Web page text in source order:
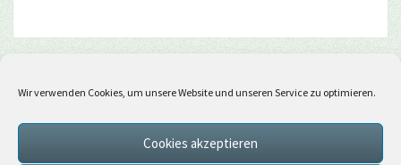
Wir verwenden Cookies, um unsere Website und unseren Service zu optimieren.
Cookies akzeptieren